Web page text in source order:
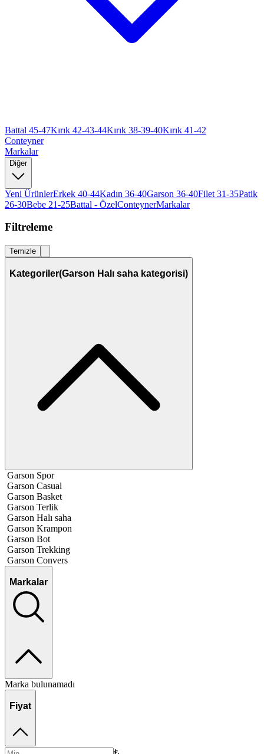
Battal 45-47Kırık 42-43-44Kırık 38-39-40Kırık 41-42
Conteyner
Markalar
Diğer
Yeni ÜrünlerErkek 40-44Kadın 36-40Garson 36-40Filet 31-35Patik
26-30Bebe 21-25Battal - ÖzelConteynerMarkalar
Filtreleme
Temizle
Kategoriler(Garson Halı saha kategorisi)
Garson Spor
Garson Casual
Garson Basket
Garson Terlik
Garson Halı saha
Garson Krampon
Garson Bot
Garson Trekking
Garson Convers
Markalar
Marka bulunamadı
Fiyat